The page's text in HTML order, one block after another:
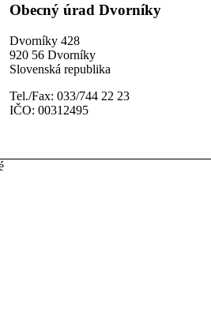
Obecný úrad Dvorníky
Dvorníky 428
920 56 Dvorníky
Slovenská republika
Tel./Fax: 033/744 22 23
IČO: 00312495